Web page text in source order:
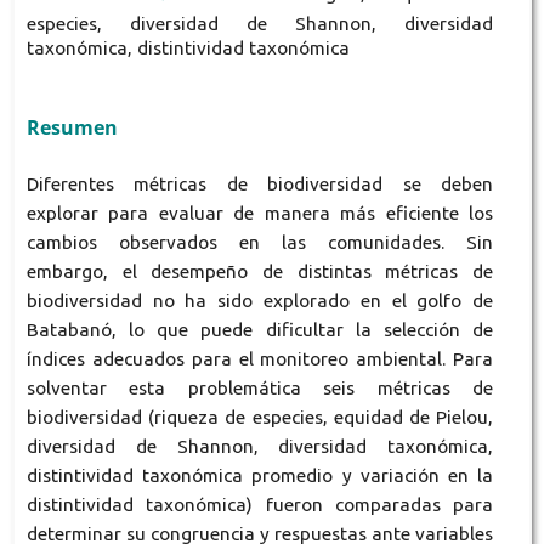
especies, diversidad de Shannon, diversidad
taxonómica, distintividad taxonómica
Resumen
Diferentes métricas de biodiversidad se deben
explorar para evaluar de manera más eficiente los
cambios observados en las comunidades. Sin
embargo, el desempeño de distintas métricas de
biodiversidad no ha sido explorado en el golfo de
Batabanó, lo que puede dificultar la selección de
índices adecuados para el monitoreo ambiental. Para
solventar esta problemática seis métricas de
biodiversidad (riqueza de especies, equidad de Pielou,
diversidad de Shannon, diversidad taxonómica,
distintividad taxonómica promedio y variación en la
distintividad taxonómica) fueron comparadas para
determinar su congruencia y respuestas ante variables